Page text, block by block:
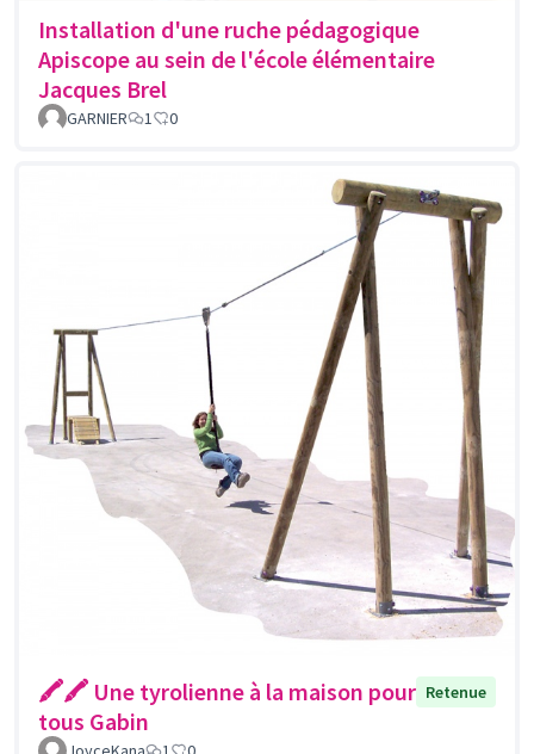
Installation d'une ruche pédagogique
Apiscope au sein de l'école élémentaire
Jacques Brel
GARNIER 1 0
🖍🖍 Une tyrolienne à la maison pour
tous Gabin
Retenue